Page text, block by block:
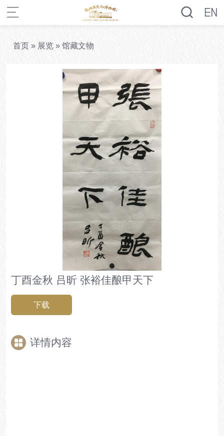
首页 » 展览 » 馆藏文物
丁酉金秋 吕昕 张裕佳酿甲天下
下载
详情内容